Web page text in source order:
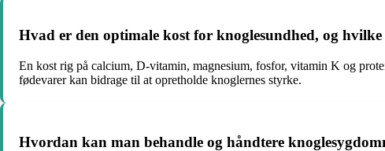
Hvad er den optimale kost for knoglesundhed, og
En kost rig på calcium, D-vitamin, magnesium, fosfor, vitamin K og
fødevarer kan bidrage til at opretholde knoglernes styrke.
Hvordan kan man behandle og håndtere